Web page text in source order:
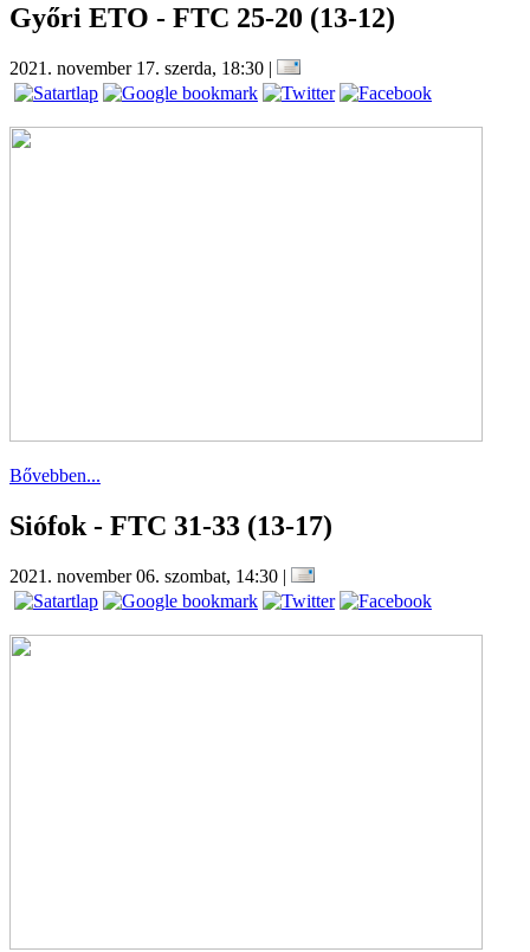
Győri ETO - FTC 25-20 (13-12)
2021. november 17. szerda, 18:30 |
Bővebben...
Siófok - FTC 31-33 (13-17)
2021. november 06. szombat, 14:30 |